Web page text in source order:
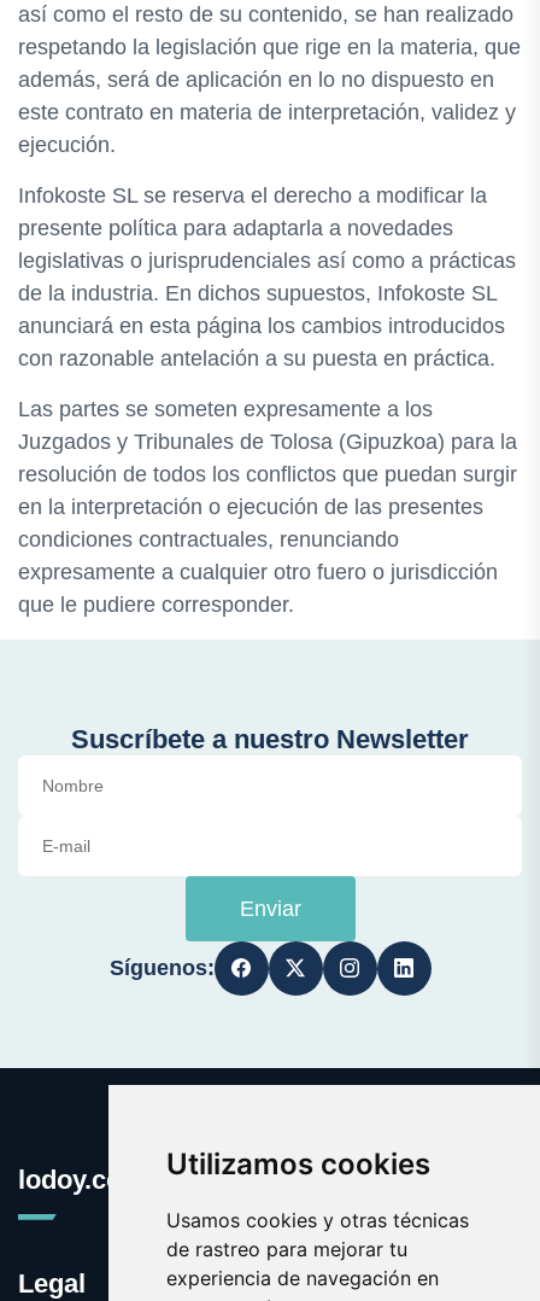
Utilizamos cookies
Usamos cookies y otras técnicas
de rastreo para mejorar tu
experiencia de navegación en
así como el resto de su contenido, se han realizado
respetando la legislación que rige en la materia, que
además, será de aplicación en lo no dispuesto en
este contrato en materia de interpretación, validez y
ejecución.
Infokoste SL se reserva el derecho a modificar la
presente política para adaptarla a novedades
legislativas o jurisprudenciales así como a prácticas
de la industria. En dichos supuestos, Infokoste SL
anunciará en esta página los cambios introducidos
con razonable antelación a su puesta en práctica.
Las partes se someten expresamente a los
Juzgados y Tribunales de Tolosa (Gipuzkoa) para la
resolución de todos los conflictos que puedan surgir
en la interpretación o ejecución de las presentes
condiciones contractuales, renunciando
expresamente a cualquier otro fuero o jurisdicción
que le pudiere corresponder.
Suscríbete a nuestro Newsletter
Enviar
Síguenos:
lodoy.com
Legal